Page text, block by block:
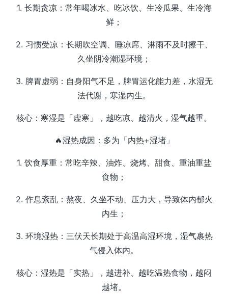
1. 长期贪凉：常年喝冰水、吃冰饮、生冷瓜果、生冷海
鲜；
2. 习惯受凉：长期吹空调、睡凉席、淋雨不及时擦干、
久坐阴冷潮湿环境；
3. 脾胃虚弱：自身阳气不足，脾胃运化能力差，水湿无
法代谢，寒湿内生。
核心：寒湿是「虚寒」，越吃凉、越清火，湿气越重。
🔥湿热成因：多为「内热+湿堵」
1. 饮食厚重：常吃辛辣、油炸、烧烤、甜食、重油重盐
食物；
2. 作息紊乱：熬夜、久坐不动、压力大，导致体内郁火
内生；
3. 环境湿热：三伏天长期处于高温高湿环境，湿气裹热
气侵入体内。
核心：湿热是「实热」，越进补、越吃温热食物，越闷
越堵。